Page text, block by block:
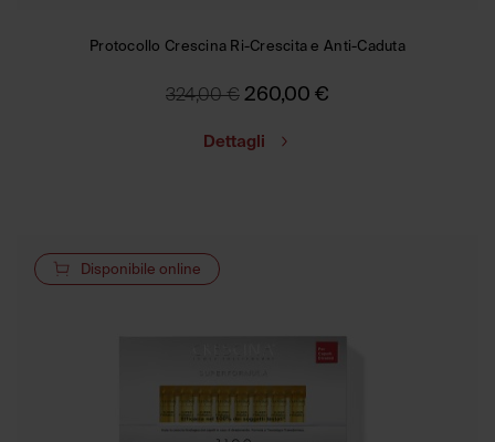
Protocollo Crescina Ri-Crescita e Anti-Caduta
324,00€ 260,00 €
Dettagli
Disponibile online